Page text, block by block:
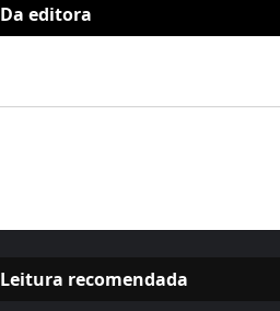
Da editora
Leitura recomendada